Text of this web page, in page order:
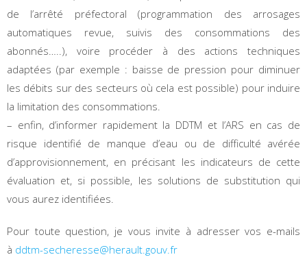
de l’arrêté préfectoral (programmation des arrosages
automatiques revue, suivis des consommations des
abonnés…..), voire procéder à des actions techniques
adaptées (par exemple : baisse de pression pour diminuer
les débits sur des secteurs où cela est possible) pour induire
la limitation des consommations.
– enfin, d’informer rapidement la DDTM et l’ARS en cas de
risque identifié de manque d’eau ou de difficulté avérée
d’approvisionnement, en précisant les indicateurs de cette
évaluation et, si possible, les solutions de substitution qui
vous aurez identifiées.
Pour toute question, je vous invite à adresser vos e-mails
à ddtm-secheresse@herault.gouv.fr